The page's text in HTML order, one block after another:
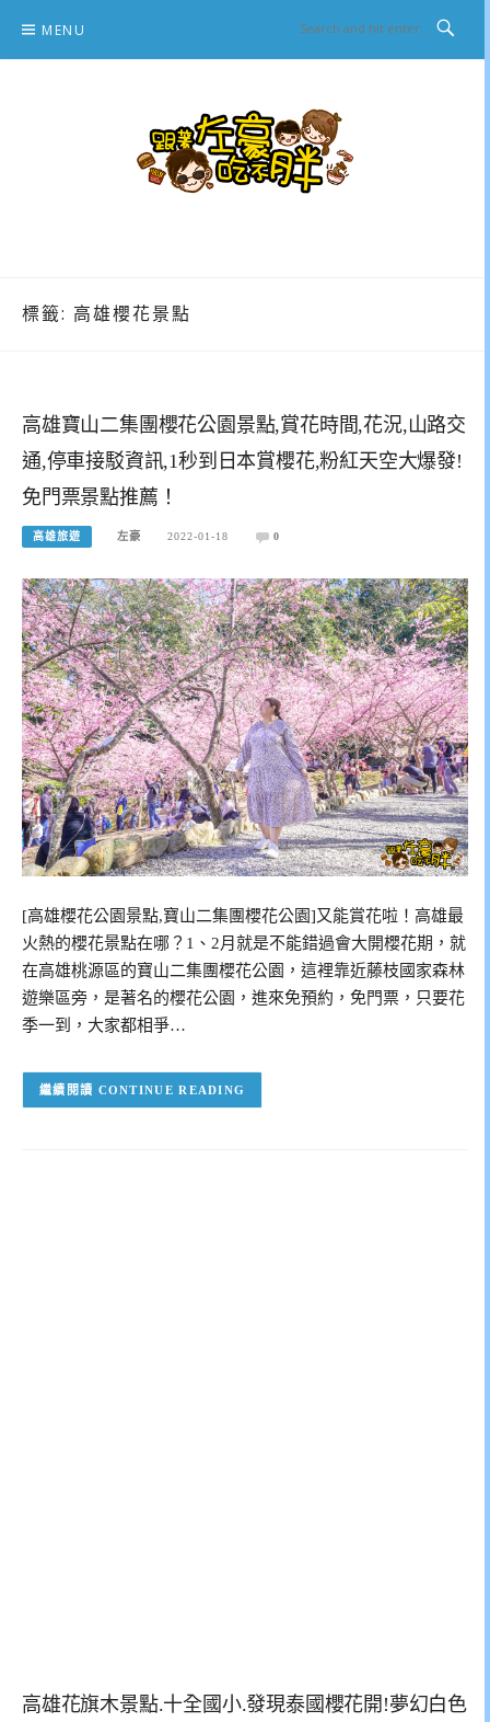
content
MENU
標籤: 高雄櫻花景點
高雄寶山二集團櫻花公園景點,賞花時間,花況,山路交
通,停車接駁資訊,1秒到日本賞櫻花,粉紅天空大爆發!
免門票景點推薦！
高雄旅遊 左豪 2022-01-18 0
[高雄櫻花公園景點,寶山二集團櫻花公園]又能賞花啦！高雄最
火熱的櫻花景點在哪？1、2月就是不能錯過會大開櫻花期，就
在高雄桃源區的寶山二集團櫻花公園，這裡靠近藤枝國家森林
遊樂區旁，是著名的櫻花公園，進來免預約，免門票，只要花
季一到，大家都相爭…
CONTINUE READING
高雄花旗木景點.十全國小.發現泰國櫻花開!夢幻白色